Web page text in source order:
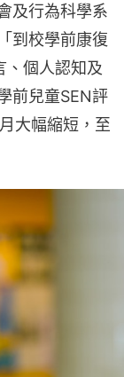
及行為科學系
到校學前康復
、個人認知及
前兒童SEN評
大幅縮短，至